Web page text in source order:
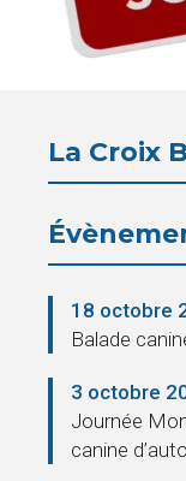
Bleue
Presse
Cantine
Contacts
La Croix
18 octobre
Balade
3 octobre
Journée
canine